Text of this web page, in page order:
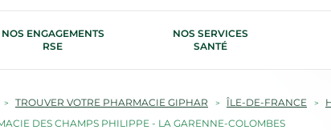
NOS ENGAGEMENTS
RSE
NOS SERVICES
SANTÉ
TROUVER VOTRE PHARMACIE GIPHAR ÎLE-DE-FRANCE
DES CHAMPS PHILIPPE - LA GARENNE-COLOMBES